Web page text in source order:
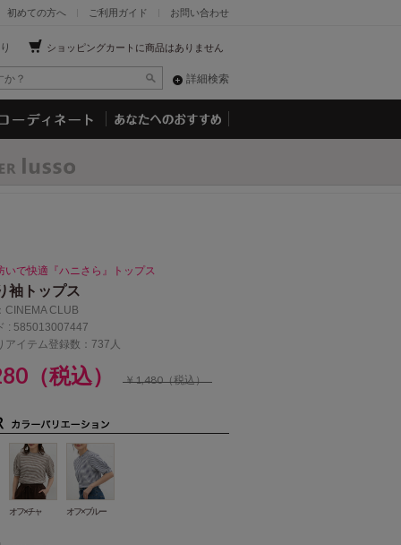
お問い合わせ
ご利用ガイド
初めての方へ
ショッピングカートに商品はありません
詳細検索
いで快適『ハニさら』トップス
袖トップス
CINEMA CLUB
: 585013007447
アイテム登録数：737人
（税込） ￥1,480（税込）
オフ×チャ オフ×ブルー